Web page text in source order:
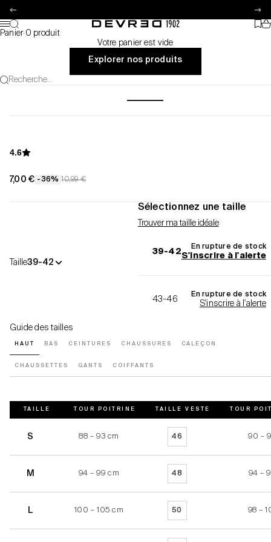
Précédent
Devred 1902
Menu
Recherche
Panier· 0 produit
Votre panier est vide
Explorer nos produits
Recherche...
4.6
Prix de vente
7,00 € -36% Prix normal
10,99 €
Taille39-42
Sélectionnez une taille
Trouver ma taille idéale
39-42
En rupture de stock
S'inscrire à l'alerte
43-46
En rupture de stock
S'inscrire à l'alerte
Guide des tailles
HAUT BAS CEINTURES CHAUSSURES CALEÇON
CHAUSSETTES GANTS COIFFANTS
TAILLE TOUR POITRINE TAILLE VESTE TOUR
S 88 – 93 cm 46 90 –
M 94 – 99 cm 48 94 –
L 100 – 105 cm 50 98 –